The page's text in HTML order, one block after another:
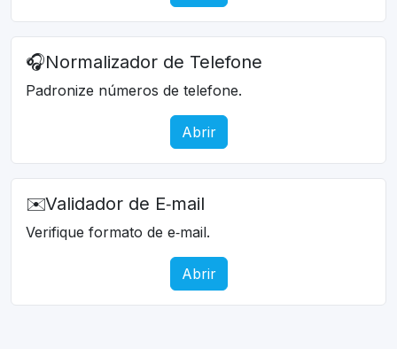
🎧Normalizador de Telefone
Padronize números de telefone.
Abrir
✉️Validador de E‑mail
Verifique formato de e‑mail.
Abrir